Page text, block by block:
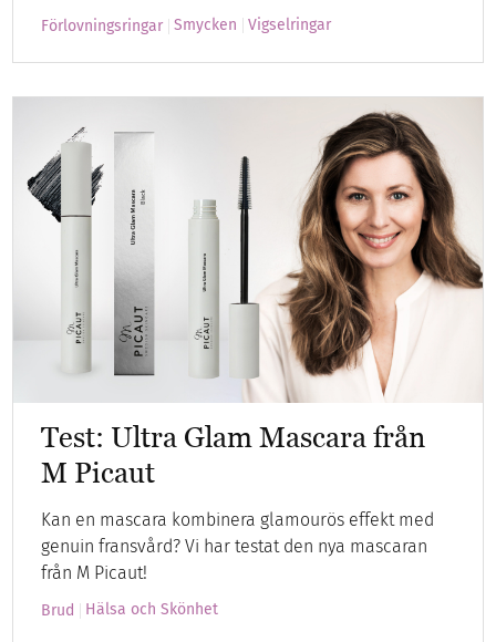
Förlovningsringar Smycken Vigselringar
Test: Ultra Glam Mascara från
M Picaut
Kan en mascara kombinera glamourös effekt med
genuin fransvård? Vi har testat den nya mascaran
från M Picaut!
Brud Hälsa och Skönhet